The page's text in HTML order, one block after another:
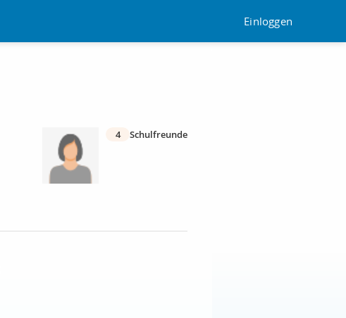
Einloggen
4 Schulfreunde